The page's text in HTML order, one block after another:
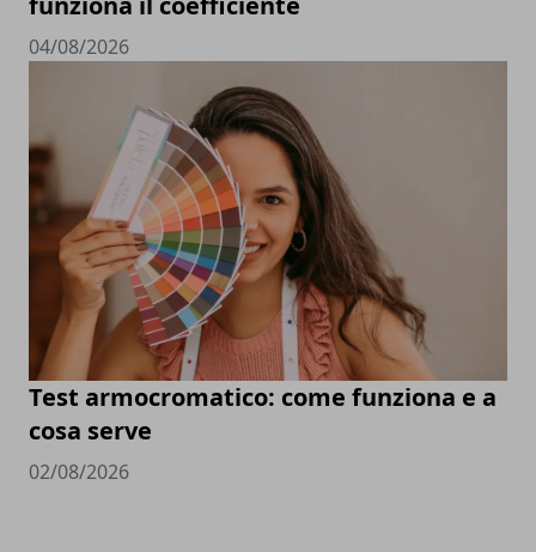
04/08/2026
Test armocromatico: come funziona e a
cosa serve
02/08/2026